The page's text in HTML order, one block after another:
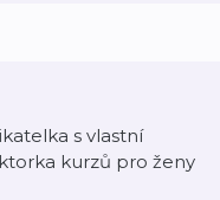
s vlastní
kurzů pro ženy